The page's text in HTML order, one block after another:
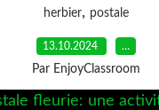
herbier, postale
13.10.2024 …
Par EnjoyClassroom